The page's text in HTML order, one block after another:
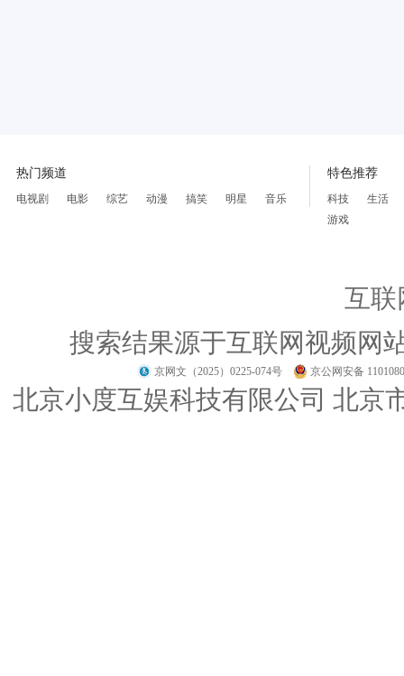
热门频道
电视剧 电影 综艺 动漫 搞笑 明星 音乐
特色推荐
科技
生活
游戏
互联
搜索结果源于互联网视频网
京网文（2025）0225-074号 京公网安备
北京小度互娱科技有限公司 北京